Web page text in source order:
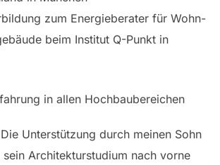
zum Energieberater für Wohn-
beim Institut Q-Punkt in
in allen Hochbaubereichen
Unterstützung durch meinen Sohn
Architekturstudium nach vorne